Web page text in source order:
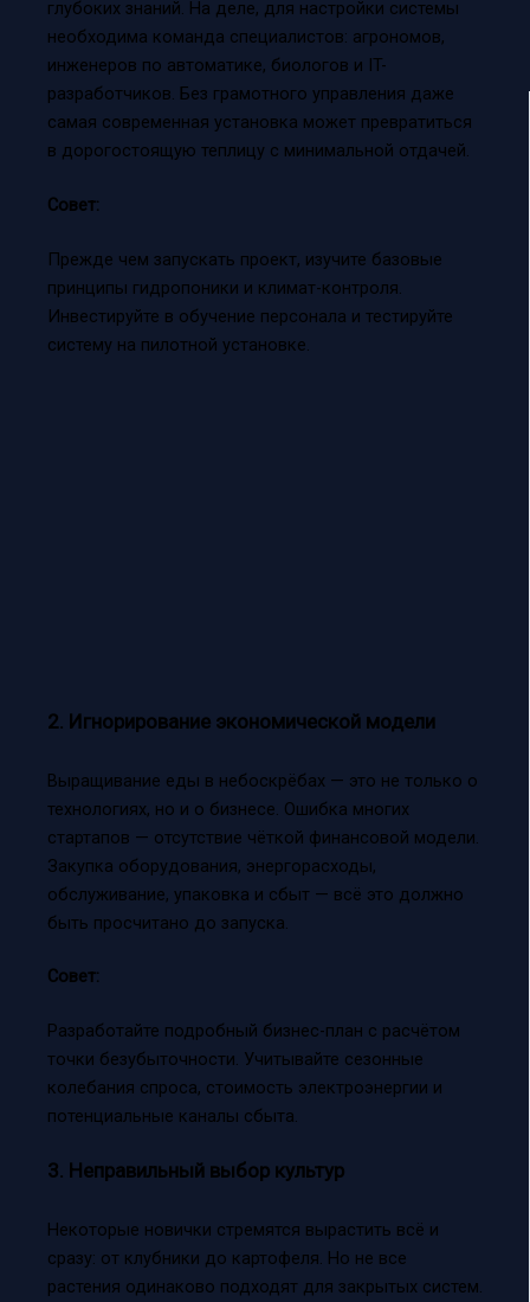
глубоких знаний. На деле, для настройки системы
необходима команда специалистов: агрономов,
инженеров по автоматике, биологов и IT-
разработчиков. Без грамотного управления даже
самая современная установка может превратиться
в дорогостоящую теплицу с минимальной отдачей.
Совет:
Прежде чем запускать проект, изучите базовые
принципы гидропоники и климат-контроля.
Инвестируйте в обучение персонала и тестируйте
систему на пилотной установке.
2. Игнорирование экономической модели
Выращивание еды в небоскрёбах — это не только о
технологиях, но и о бизнесе. Ошибка многих
стартапов — отсутствие чёткой финансовой модели.
Закупка оборудования, энергорасходы,
обслуживание, упаковка и сбыт — всё это должно
быть просчитано до запуска.
Совет:
Разработайте подробный бизнес-план с расчётом
точки безубыточности. Учитывайте сезонные
колебания спроса, стоимость электроэнергии и
потенциальные каналы сбыта.
3. Неправильный выбор культур
Некоторые новички стремятся вырастить всё и
сразу: от клубники до картофеля. Но не все
растения одинаково подходят для закрытых систем.